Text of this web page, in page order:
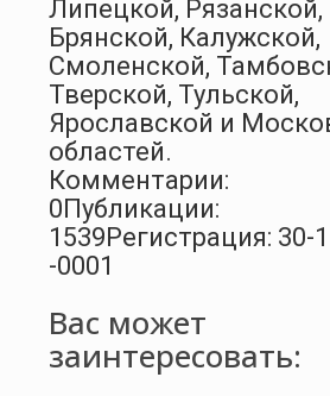
Липецкой, Рязанской,
Брянской, Калужской,
Смоленской,
Тверской, Тульской,
Ярославской и
областей.
Комментарии:
0Публикации:
1539Регистрация: 30-
-0001
Вас может
заинтересовать: